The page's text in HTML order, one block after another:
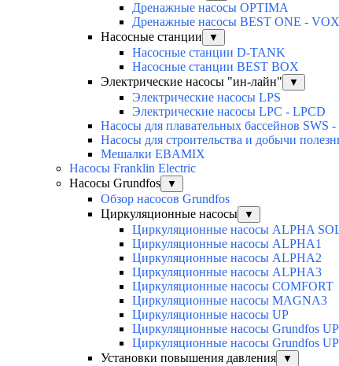
Дренажные насосы OPTIMA
Дренажные насосы BEST ONE - VOX
Насосные станции
▼
Насосные станции D-TANK
Насосные станции BEST BOX
Электрические насосы "ин-лайн"
▼
Электрические насосы LPS
Электрические насосы LPC - LPCD
Насосы для плавательных бассейнов SWS
Насосы для строительства и добычи
Мешалки EBAMIX
Насосы Franklin Electric
Насосы Grundfos
▼
Обзор насосов Grundfos
Циркуляционные насосы
▼
Циркуляционные насосы ALPHA
Циркуляционные насосы ALPHA1
Циркуляционные насосы ALPHA2
Циркуляционные насосы ALPHA3
Циркуляционные насосы COMFORT
Циркуляционные насосы MAGNA3
Циркуляционные насосы UP
Циркуляционные насосы Grundfos
Циркуляционные насосы Grundfos
Установки повышения давления
▼